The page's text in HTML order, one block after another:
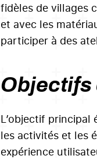
fidèles de villages
et avec les
participer à des
Objectifs
L’objectif
les activités et les
expérience